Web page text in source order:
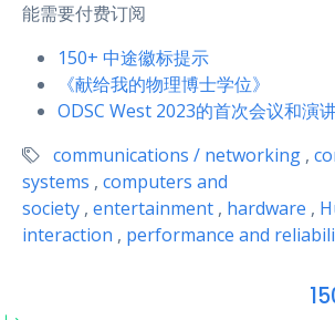
能需要付费订阅
150+ 中途徽标提示
《献给我的物理博士学位》
ODSC West 2023的首次会议和演
communications / networking ,
systems , computers and
society , entertainment , hardware ,
interaction , performance and